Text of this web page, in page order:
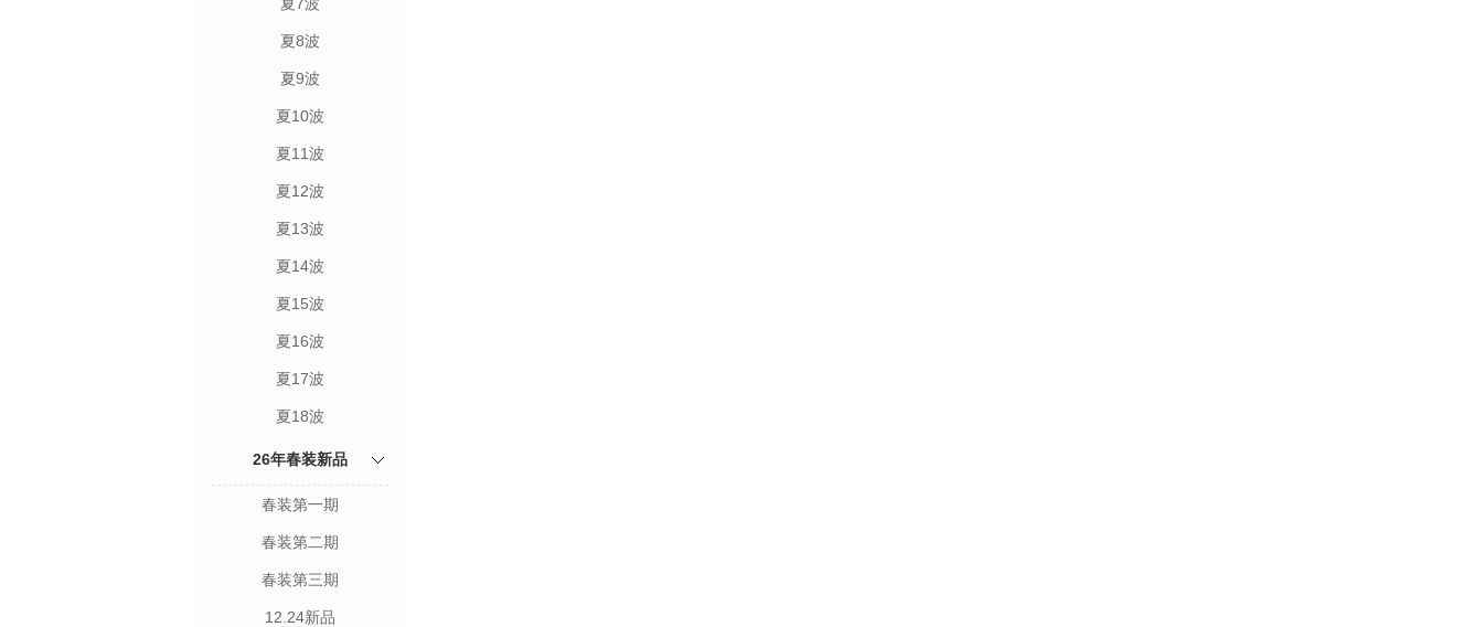
夏8波
夏9波
夏10波
夏11波
夏12波
夏13波
夏14波
夏15波
夏16波
夏17波
夏18波
26年春装新品
春装第一期
春装第二期
春装第三期
12.24新品